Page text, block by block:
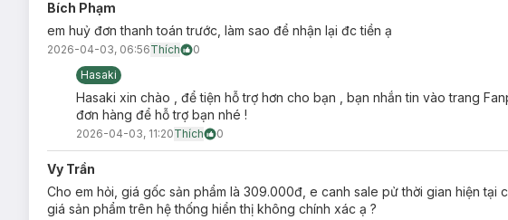
Bích Phạm
em huỷ đơn thanh toán trước, làm sao để nhận lại đc tiền ạ
2026-04-03, 06:56Thích
0
Hasaki
Hasaki xin chào , để tiện hỗ trợ hơn cho bạn , bạn nhắn tin vào trang
đơn hàng để hỗ trợ bạn nhé !
2026-04-03, 11:20Thích 0
Vy Trần
Cho em hỏi, giá gốc sản phẩm là 309.000đ, e canh sale pử thời gian hiện
giá sản phẩm trên hệ thống hiển thị không chính xác ạ ?